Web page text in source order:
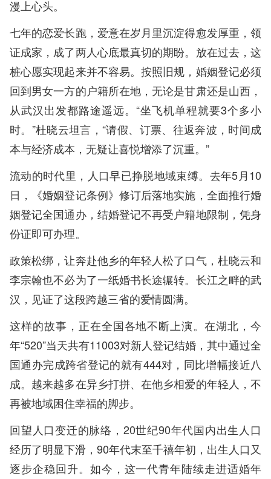
漫上心头。
七年的恋爱长跑，爱意在岁月里沉淀得愈发厚重，领
证成家，成了两人心底最真切的期盼。放在过去，这
桩心愿实现起来并不容易。按照旧规，婚姻登记必须
回到男女一方的户籍所在地，无论是甘肃还是山西，
从武汉出发都路途遥远。“坐飞机单程就要3个多小
时。”杜晓云坦言，“请假、订票、往返奔波，时间成
本与经济成本，无疑让喜悦增添了沉重。”
流动的时代里，人口早已挣脱地域束缚。去年5月10
日，《婚姻登记条例》修订后落地实施，全面推行婚
姻登记全国通办，结婚登记不再受户籍地限制，凭身
份证即可办理。
政策松绑，让奔赴他乡的年轻人松了口气，杜晓云和
李宗翰也不必为了一纸婚书长途辗转。长江之畔的武
汉，见证了这段跨越三省的爱情圆满。
这样的故事，正在全国各地不断上演。在湖北，今
年“520”当天共有11003对新人登记结婚，其中通过全
国通办完成跨省登记的就有444对，同比增幅接近八
成。越来越多在异乡打拼、在他乡相爱的年轻人，不
再被地域困住幸福的脚步。
回望人口变迁的脉络，20世纪90年代国内出生人口
经历了明显下滑，90年代末至千禧年初，出生人口又
逐步企稳回升。如今，这一代青年陆续走进适婚年